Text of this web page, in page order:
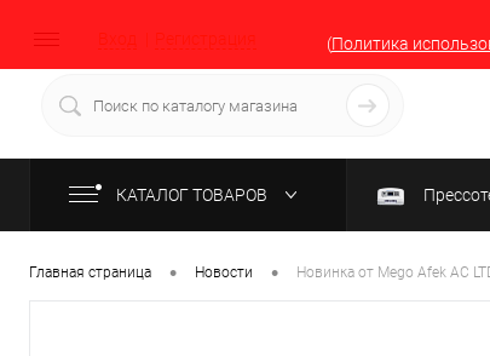
(Политика
Вход Регистрация
КАТАЛОГ ТОВАРОВ
Главная страница • Новости • Новинка от Mego Afek AC